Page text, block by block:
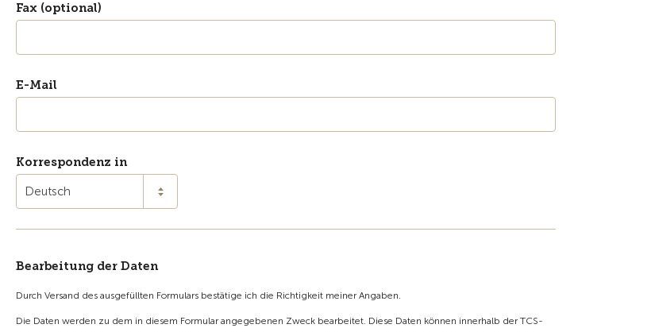
Fax (optional)
E-Mail
Korrespondenz in
Deutsch
Bearbeitung der Daten
Durch Versand des ausgefüllten Formulars bestätige ich die Richtigkeit meiner Angaben.
Die Daten werden zu dem in diesem Formular angegebenen Zweck bearbeitet. Diese Daten können innerhalb der TCS-